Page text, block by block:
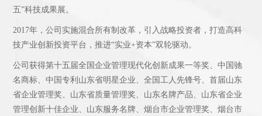
五”科技成果展。
2017年，公司实施混合所有制改革，引入战略投资者，打造高科
技产业创新投资平台，推进“实业+资本”双轮驱动。
公司获得第十五届全国企业管理现代化创新成果一等奖、中国驰
名商标、中国专利山东省明星企业、全国工人先锋号、首届山东
省企业管理奖、山东省质量管理奖、山东名牌产品、山东省企业
管理创新十佳企业、山东服务名牌、烟台市企业管理奖、烟台市